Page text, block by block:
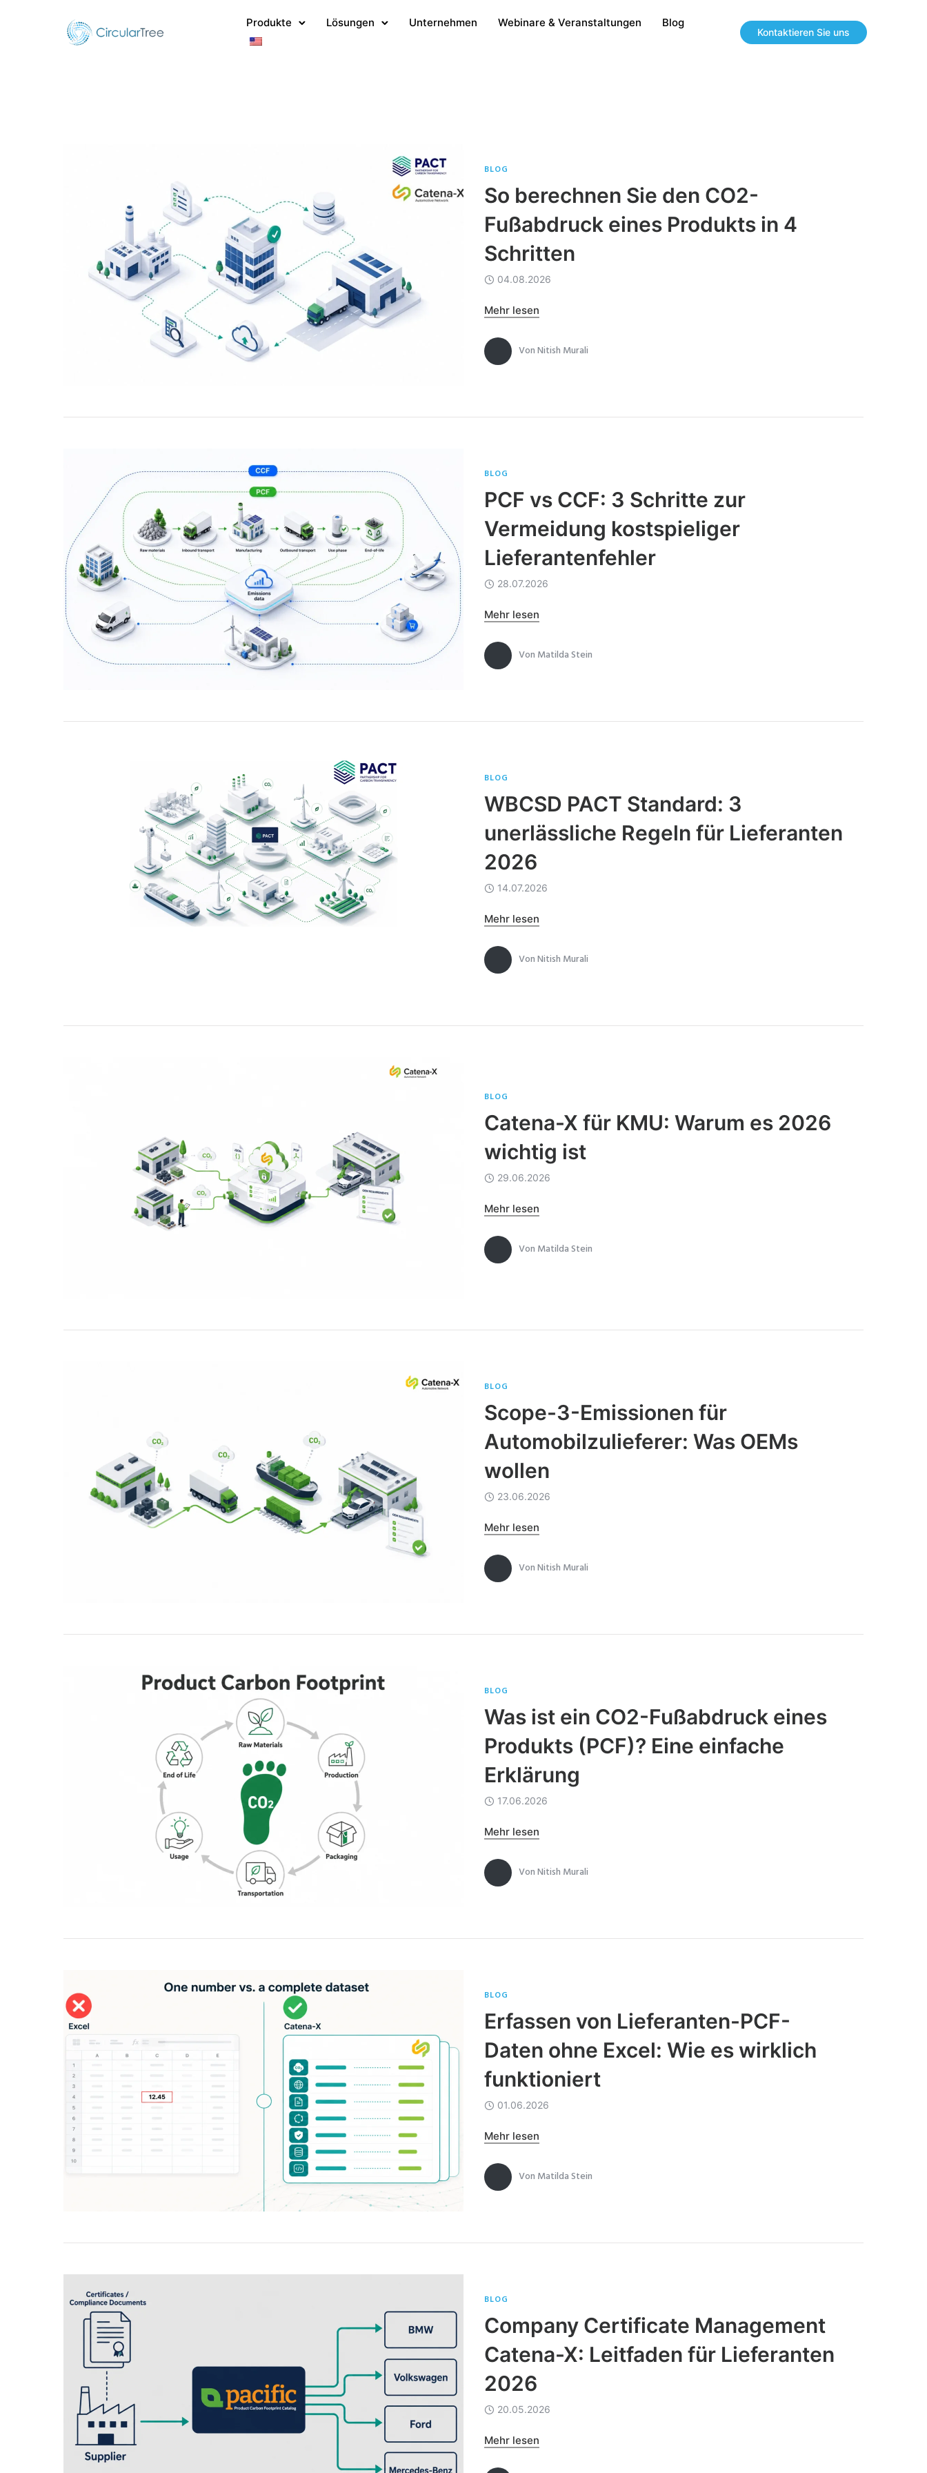
Produkte Lösungen Unternehmen Webinare & Veranstaltungen Blog
Kontaktieren Sie uns
BLOG
So berechnen Sie den CO2-
Fußabdruck eines Produkts in 4
Schritten
04.08.2026
Mehr lesen
VonNitish Murali
BLOG
PCF vs CCF: 3 Schritte zur
Vermeidung kostspieliger
Lieferantenfehler
28.07.2026
Mehr lesen
Von Matilda Stein
BLOG
WBCSD PACT Standard: 3
unerlässliche Regeln für Lieferanten
2026
14.07.2026
Mehr lesen
VonNitish Murali
BLOG
Catena-X für KMU: Warum es 2026
wichtig ist
29.06.2026
Mehr lesen
Von Matilda Stein
BLOG
Scope-3-Emissionen für
Automobilzulieferer: Was OEMs
wollen
23.06.2026
Mehr lesen
VonNitish Murali
BLOG
Was ist ein CO2-Fußabdruck eines
Produkts (PCF)? Eine einfache
Erklärung
17.06.2026
Mehr lesen
VonNitish Murali
BLOG
Erfassen von Lieferanten-PCF-
Daten ohne Excel: Wie es wirklich
funktioniert
01.06.2026
Mehr lesen
Von Matilda Stein
BLOG
Company Certificate Management
Catena-X: Leitfaden für Lieferanten
2026
20.05.2026
Mehr lesen